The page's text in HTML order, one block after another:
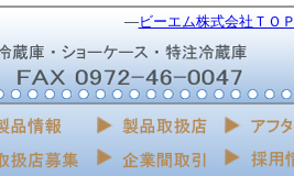
―ビーエム株式会社ＴＯＰ